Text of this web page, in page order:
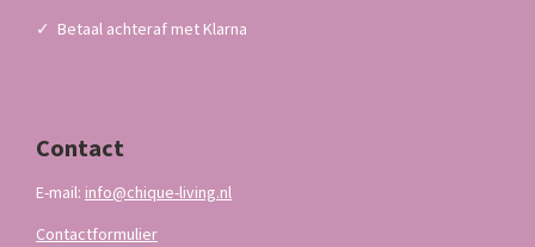
✓ Betaal achteraf met Klarna
Contact
E-mail: info@chique-living.nl
Contactformulier